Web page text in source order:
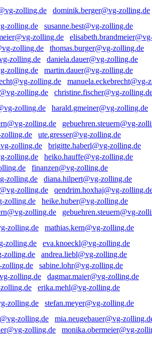
dominik.berger@vg-zolling.de
susanne.best@vg-zolling.de
thomas.burger@vg-zolling.de
daniela.dauer@vg-zolling.de
martin.dauer@vg-zolling.de
manuela.eckebrecht@vg-
christine.fischer@vg-
harald.gmeiner@vg-zolling.de
gebuehren.steuern@vg-
ute.gresser@vg-zolling.de
brigitte.haberl@vg-zolling.de
heiko.hauffe@vg-zolling.de
finanzen@vg-zolling.de
diana.hilpert@vg-zolling.de
qendrim.hoxhaj@vg-
heike.huber@vg-zolling.de
gebuehren.steuern@vg-
mathias.kern@vg-zolling.de
eva.knoeckl@vg-zolling.de
andrea.liebl@vg-zolling.de
sabine.lohr@vg-zolling.de
dagmar.maier@vg-zolling.de
erika.mehl@vg-zolling.de
stefan.meyer@vg-zolling.de
mia.neugebauer@vg-
monika.obermeier@vg-